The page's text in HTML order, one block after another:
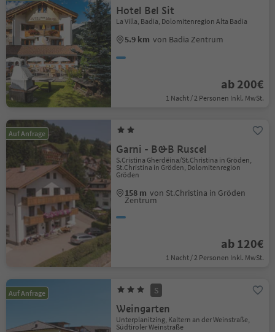
Hotel Bel Sit
La Villa, Badia, Dolomitenregion Alta Badia
5.9 km von Badia Zentrum
ab 200€
1 Nacht / 2 Personen Inkl. MwSt.
Auf Anfrage
Garni - B&B Ruscel
S.Cristina Gherdëina/St.Christina in Gröden,
St.Christina in Gröden, Dolomitenregion
Gröden
158 m von St.Christina in Gröden
Zentrum
ab 120€
1 Nacht / 2 Personen Inkl. MwSt.
Auf Anfrage S
Weingarten
Unterplanitzing, Kaltern an der Weinstraße,
Südtiroler Weinstraße